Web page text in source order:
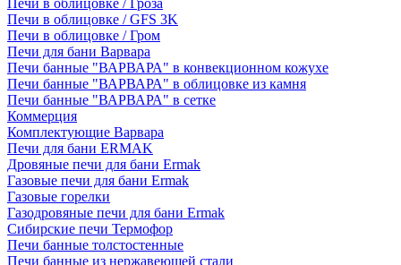
Печи в облицовке / Гроза
Печи в облицовке / GFS 3K
Печи в облицовке / Гром
Печи для бани Варвара
Печи банные "ВАРВАРА" в конвекционном кожухе
Печи банные "ВАРВАРА" в облицовке из камня
Печи банные "ВАРВАРА" в сетке
Коммерция
Комплектующие Варвара
Печи для бани ERMAK
Дровяные печи для бани Ermak
Газовые печи для бани Ermak
Газовые горелки
Газодровяные печи для бани Ermak
Сибирские печи Термофор
Печи банные толстостенные
Печи банные из нержавеющей стали